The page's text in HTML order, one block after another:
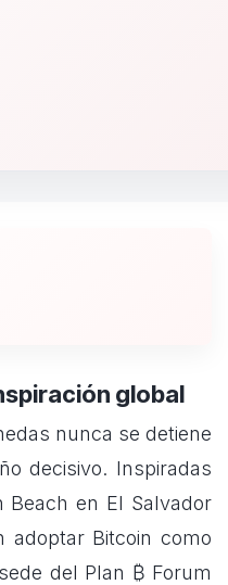
global
nunca se detiene
decisivo. Inspiradas
Beach en El Salvador
Bitcoin como
del Plan ₿ Forum